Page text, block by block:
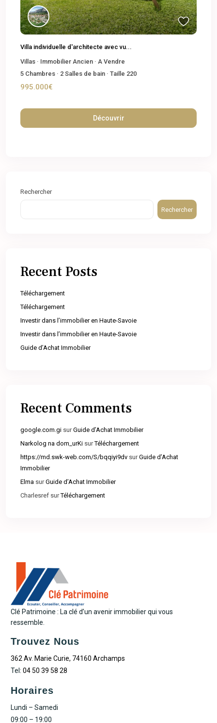
Villa individuelle d'architecte avec vu...
Villas · Immobilier Ancien · A Vendre
5 Chambres · 2 Salles de bain · Taille 220
995.000€
Découvrir
Rechercher
Rechercher
Recent Posts
Téléchargement
Téléchargement
Investir dans l’immobilier en Haute-Savoie
Investir dans l’immobilier en Haute-Savoie
Guide d’Achat Immobilier
Recent Comments
google.com.gi surGuide d’Achat Immobilier
Narkolog na dom_urKi surTéléchargement
https://md.swk-web.com/S/bqqiyi9dv surGuide d’Achat
Immobilier
Elma surGuide d’Achat Immobilier
Charlesref surTéléchargement
Clé Patrimoine : La clé d’un avenir immobilier qui vous
ressemble.
Trouvez Nous
362 Av. Marie Curie, 74160 Archamps
Tel:04 50 39 58 28
Horaires
Lundi – Samedi
09:00 – 19:00